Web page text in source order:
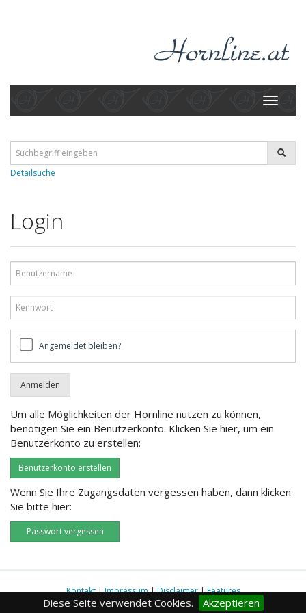
Diese Seite verwendet Cookies. Akzeptieren
Toggle
Detailsuche
Login
bleiben?Angemeldet bleiben?
Um alle Möglichkeiten der Hornline nutzen zu können,
benötigen Sie ein Benutzerkonto. Klicken Sie hier, um ein
Benutzerkonto zu erstellen:
Benutzerkonto erstellen
Wenn Sie Ihre Zugangsdaten vergessen haben, dann klicken
Sie bitte hier:
Passwort vergessen
Kontakt|Impressum|Disclaimer|Features